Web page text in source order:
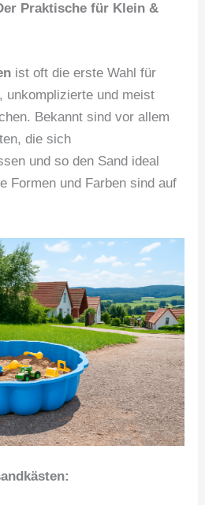
Praktische für Klein &
ist oft die erste Wahl für
unkomplizierte und meist
Bekannt sind vor allem
die sich
und so den Sand ideal
Formen und Farben sind auf